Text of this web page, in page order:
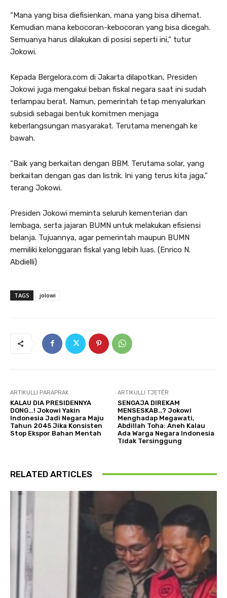
“Mana yang bisa diefisienkan, mana yang bisa dihemat.
Kemudian mana kebocoran-kebocoran yang bisa dicegah.
Semuanya harus dilakukan di posisi seperti ini,” tutur
Jokowi.
Kepada Bergelora.com di Jakarta dilapotkan, Presiden
Jokowi juga mengakui beban fiskal negara saat ini sudah
terlampau berat. Namun, pemerintah tetap menyalurkan
subsidi sebagai bentuk komitmen menjaga
keberlangsungan masyarakat. Terutama menengah ke
bawah.
“Baik yang berkaitan dengan BBM. Terutama solar, yang
berkaitan dengan gas dan listrik. Ini yang terus kita jaga,”
terang Jokowi.
Presiden Jokowi meminta seluruh kementerian dan
lembaga, serta jajaran BUMN untuk melakukan efisiensi
belanja. Tujuannya, agar pemerintah maupun BUMN
memiliki kelonggaran fiskal yang lebih luas. (Enrico N.
Abdielli)
TAGS jolowi
ARTIKULLI PARAPRAK
KALAU DIA PRESIDENNYA
DONG…! Jokowi Yakin
Indonesia Jadi Negara Maju
Tahun 2045 Jika Konsisten
Stop Ekspor Bahan Mentah
ARTIKULLI TJETËR
SENGAJA DIREKAM
MENSESKAB..? Jokowi
Menghadap Megawati,
Abdillah Toha: Aneh Kalau
Ada Warga Negara Indonesia
Tidak Tersinggung
RELATED ARTICLES